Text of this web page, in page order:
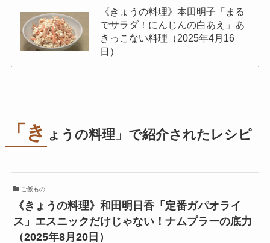
《きょうの料理》本田明子「まる
でサラダ！にんじんの白あえ」あ
きっこない料理（2025年4月16
日）
「き ょうの料理」で紹介されたレシピ
ご飯もの
《きょうの料理》和田明日香「定番ガパオライ
ス」エスニックだけじゃない！ナムプラーの底力
（2025年8月20日）